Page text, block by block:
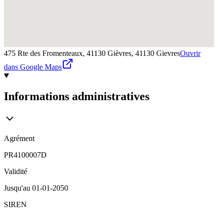
475 Rte des Fromenteaux, 41130 Gièvres, 41130 GievresOuvrir
dans Google Maps
Informations administratives
Agrément
PR4100007D
Validité
Jusqu'au 01-01-2050
SIREN